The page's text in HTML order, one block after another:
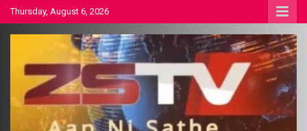
Skip
to
content
Thursday, August 6, 2026